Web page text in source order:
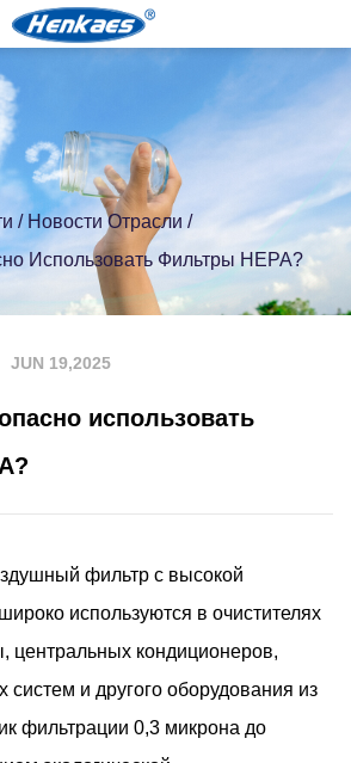
/ Новости Отрасли /
Использовать Фильтры HEPA?
JUN 19,2025
использовать
фильтр с высокой
используются в очистителях
центральных кондиционеров,
систем и другого оборудования из
фильтрации 0,3 микрона до